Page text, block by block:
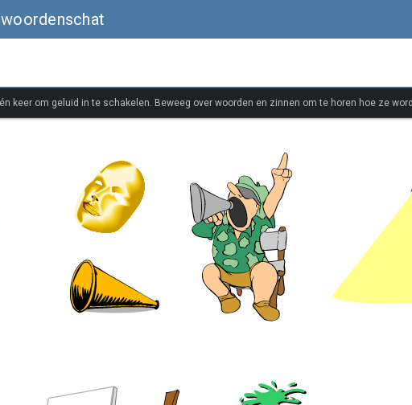
keer om geluid in te schakelen. Beweeg over woorden en zinnen om te horen hoe ze